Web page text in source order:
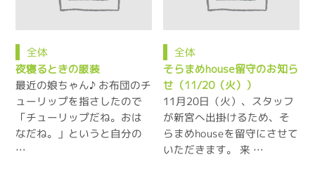
全体
夜寝るときの服装
最近の娘ちゃん♪ お布団のチ
ューリップを指さしたので
「チューリップだね。おは
なだね。」というと自分の
…
全体
そらまめhouse留守のお知ら
せ（11/20（火））
11月20日（火）、スタッフ
が新宮へ出掛けるため、そ
らまめhouseを留守にさせて
いただきます。 来 …